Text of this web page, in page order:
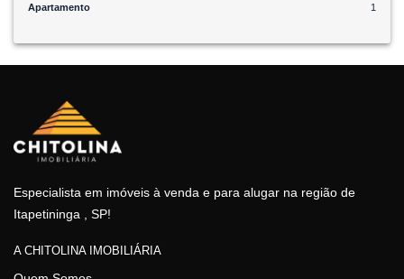
Apartamento 1
Especialista em imóveis à venda e para alugar na região de
Itapetininga , SP!
A CHITOLINA IMOBILIÁRIA